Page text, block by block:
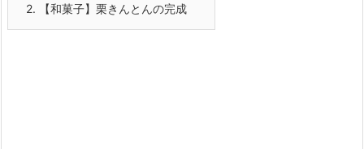
2. 【和菓子】栗きんとんの完成